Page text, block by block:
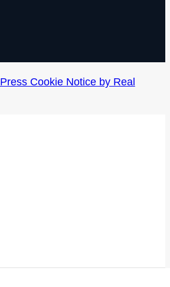
Cookie Notice by Real